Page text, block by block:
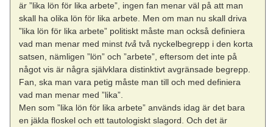
är ”lika lön för lika arbete”, ingen fan menar väl på att man
skall ha olika lön för lika arbete. Men om man nu skall driva
”lika lön för lika arbete” politiskt måste man också definiera
vad man menar med minsttvå två nyckelbegrepp i den korta
satsen, nämligen ”lön” och ”arbete”, eftersom det inte på
något vis är några självklara distinktivt avgränsade begrepp.
Fan, ska man vara petig måste man till och med definiera
vad man menar med ”lika”.
Men som ”lika lön för lika arbete” används idag är det bara
en jäkla floskel och ett tautologiskt slagord. Och det är